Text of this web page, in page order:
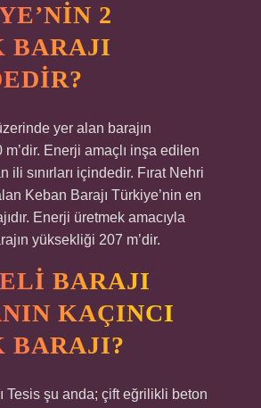
2
BARAJI
yer alan barajın
Enerji amaçlı inşa edilen
ili sınırları içindedir. Fırat Nehri
Keban Barajı Türkiye’nin en
Enerji üretmek amacıyla
yüksekliği 207 m’dir.
BARAJI
KAÇINCI
BARAJI?
Tesis şu anda; çift eğrilikli beton